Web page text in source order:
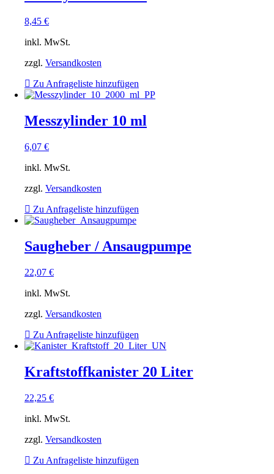
8,45 €
inkl. MwSt.
zzgl. Versandkosten
Zu Anfrageliste hinzufügen
Messzylinder 10 ml
6,07 €
inkl. MwSt.
zzgl. Versandkosten
Zu Anfrageliste hinzufügen
Saugheber / Ansaugpumpe
22,07 €
inkl. MwSt.
zzgl. Versandkosten
Zu Anfrageliste hinzufügen
Kraftstoffkanister 20 Liter
22,25 €
inkl. MwSt.
zzgl. Versandkosten
Zu Anfrageliste hinzufügen